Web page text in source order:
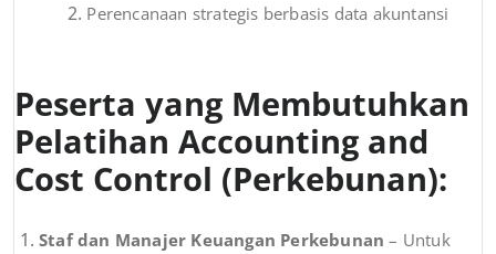
Perencanaan strategis berbasis data akuntansi
Peserta yang Membutuhkan
Pelatihan Accounting and
Cost Control (Perkebunan):
Staf dan Manajer Keuangan Perkebunan – Untuk